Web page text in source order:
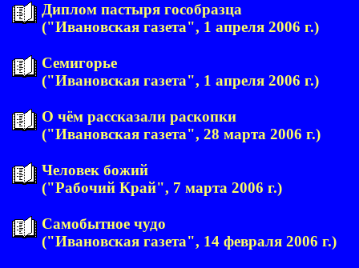
Диплом пастыря гособразца
("Ивановская газета", 1 апреля 2006 г.)
Семигорье
("Ивановская газета", 1 апреля 2006 г.)
О чём рассказали раскопки
("Ивановская газета", 28 марта 2006 г.)
Человек божий
("Рабочий Край", 7 марта 2006 г.)
Самобытное чудо
("Ивановская газета", 14 февраля 2006 г.)